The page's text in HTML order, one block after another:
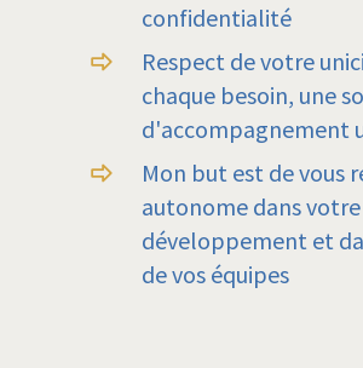
confidentialité
Respect de votre
chaque besoin, une
d'accompagnement
Mon but est de vous
autonome dans votre
développement et
de vos équipes